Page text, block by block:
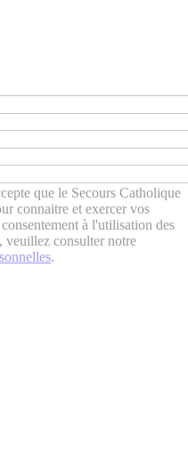
que le Secours Catholique
connaitre et exercer vos
à l'utilisation des
veuillez consulter notre
.